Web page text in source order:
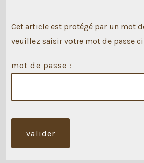
Cet article est protégé par un mot
veuillez saisir votre mot de passe
mot de passe :